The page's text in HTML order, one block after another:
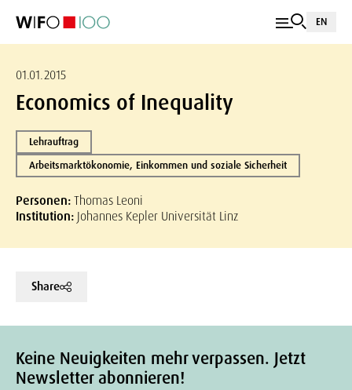
EN
01.01.2015
Economics of Inequality
Lehrauftrag
Arbeitsmarktökonomie, Einkommen und soziale Sicherheit
Personen:Thomas Leoni
Institution: Johannes Kepler Universität Linz
Share
Keine Neuigkeiten mehr verpassen. Jetzt
Newsletter abonnieren!